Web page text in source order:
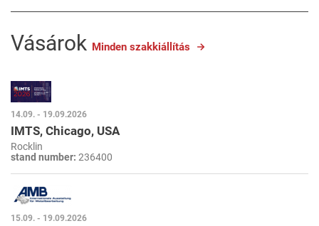
Vásárok Minden szakkiállítás
14.09. - 19.09.2026
IMTS, Chicago, USA
Rocklin
stand number: 236400
15.09. - 19.09.2026